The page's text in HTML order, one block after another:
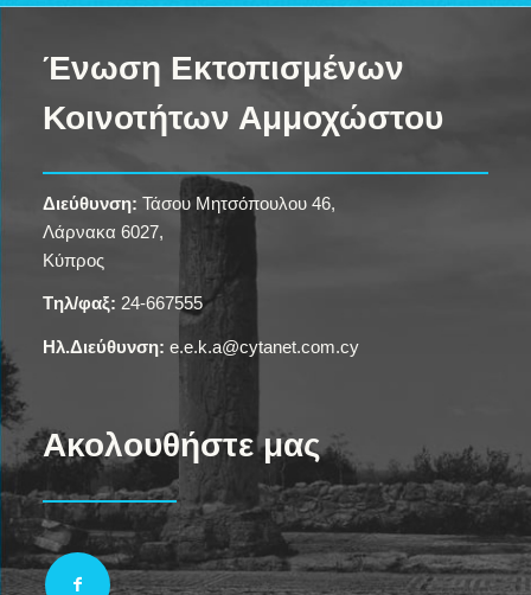
Ένωση Εκτοπισμένων
Κοινοτήτων Αμμοχώστου
Διεύθυνση: Τάσου Μητσόπουλου 46,
Λάρνακα 6027,
Κύπρος
Tηλ/φαξ: 24-667555
Ηλ.Διεύθυνση: e.e.k.a@cytanet.com.cy
Ακολουθήστε μας